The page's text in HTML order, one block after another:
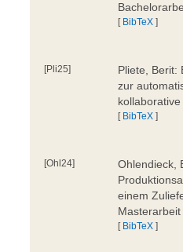
[ BibTeX ]
[Pli25]
Pliete, Berit:
zur
[ BibTeX ]
[Ohl24]
Ohlendieck,
einem
[ BibTeX ]